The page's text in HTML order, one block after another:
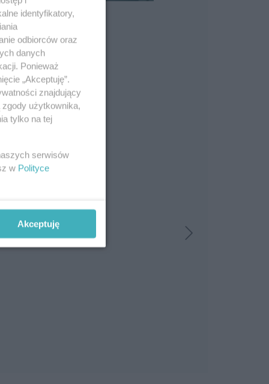
identyfikatory,
odbiorców oraz
danych
Ponieważ
„Akceptuję”.
znajdujący
użytkownika,
tylko na tej
serwisów
w Polityce
Akceptuję